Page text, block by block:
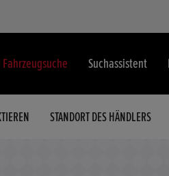
Fahrzeugsuche Suchassistent
STANDORT DES HÄNDLERS